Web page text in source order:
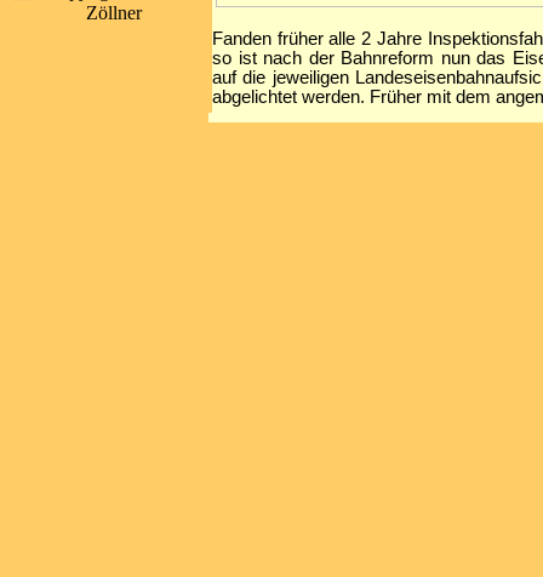
Fanden früher alle 2 Jahre
so ist nach der Bahnreform nun das
auf die jeweiligen
abgelichtet werden. Früher mit dem